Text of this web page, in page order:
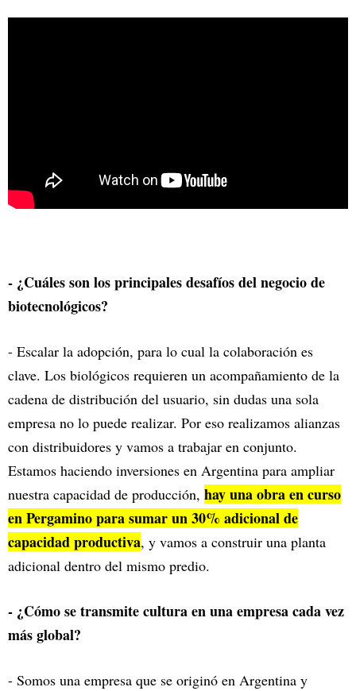
- ¿Cuáles son los principales desafíos del negocio de
biotecnológicos?
- Escalar la adopción, para lo cual la colaboración es
clave. Los biológicos requieren un acompañamiento de la
cadena de distribución del usuario, sin dudas una sola
empresa no lo puede realizar. Por eso realizamos alianzas
con distribuidores y vamos a trabajar en conjunto.
Estamos haciendo inversiones en Argentina para ampliar
nuestra capacidad de producción, hay una obra en curso
en Pergamino para sumar un 30% adicional de
capacidad productiva, y vamos a construir una planta
adicional dentro del mismo predio.
- ¿Cómo se transmite cultura en una empresa cada vez
más global?
- Somos una empresa que se originó en Argentina y